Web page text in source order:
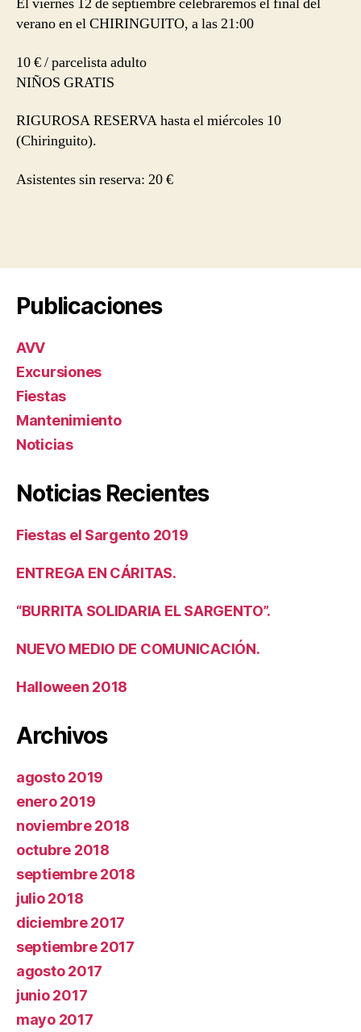
verano en el CHIRINGUITO, a las 21:00
10 € / parcelista adulto
NIÑOS GRATIS
RIGUROSA RESERVA hasta el miércoles 10
(Chiringuito).
Asistentes sin reserva: 20 €
Publicaciones
AVV
Excursiones
Fiestas
Mantenimiento
Noticias
Noticias Recientes
Fiestas el Sargento 2019
ENTREGA EN CÁRITAS.
“BURRITA SOLIDARIA EL SARGENTO”.
NUEVO MEDIO DE COMUNICACIÓN.
Halloween 2018
Archivos
agosto 2019
enero 2019
noviembre 2018
octubre 2018
septiembre 2018
julio 2018
diciembre 2017
septiembre 2017
agosto 2017
junio 2017
mayo 2017